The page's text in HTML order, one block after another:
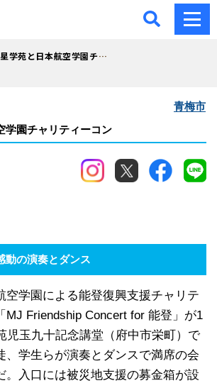
プレ -東京・西多摩の
学苑と日本航空学園チャリティーコン
学園チャリティーコン
青梅市
動の演奏とダンス
空学園による能登復興支援チャリテ
MJ Friendship Concert for 能登」が1
児玉九十記念講堂（府中市栄町）で
、学生らが演奏とダンスで満席の会
。入口には被災地支援の募金箱が設